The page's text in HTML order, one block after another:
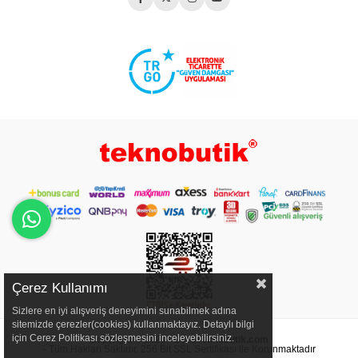
Copyright © 2020 - 2026Teknobutik.com
- Tüm Hakları Saklıdır. 256 Bit SSL Sertifikası ile Korunmaktadır
Çerez Kullanımı
Sizlere en iyi alışveriş deneyimini sunabilmek adına
sitemizde çerezler(cookies) kullanmaktayız. Detaylı bilgi
için Cerez Politikası sözleşmesini inceleyebilirsiniz.